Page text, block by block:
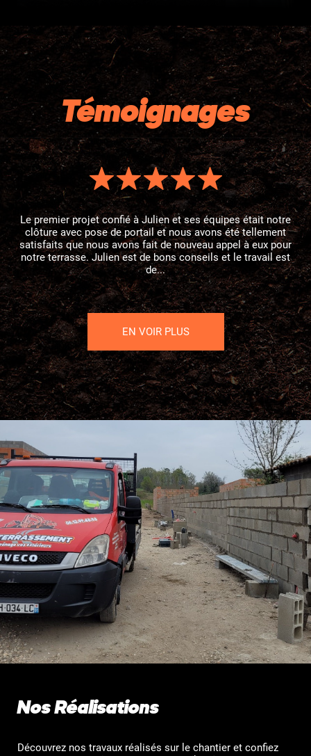
Témoignages
Le premier projet confié à Julien et ses équipes était notre
clôture avec pose de portail et nous avons été tellement
satisfaits que nous avons fait de nouveau appel à eux pour
notre terrasse. Julien est de bons conseils et le travail est
de...
Séverine
EN VOIR PLUS
Nos Réalisations
Découvrez nos travaux réalisés sur le chantier et confiez